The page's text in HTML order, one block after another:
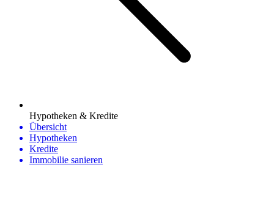
Hypotheken & Kredite
Übersicht
Hypotheken
Kredite
Immobilie sanieren